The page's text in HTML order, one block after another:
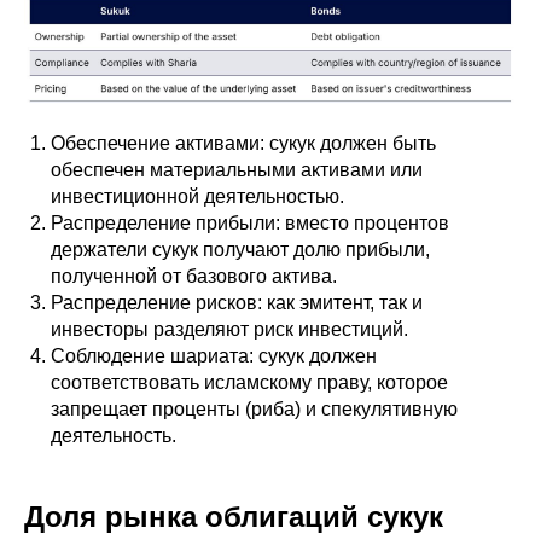
Обеспечение активами: сукук должен быть
обеспечен материальными активами или
инвестиционной деятельностью.
Распределение прибыли: вместо процентов
держатели сукук получают долю прибыли,
полученной от базового актива.
Распределение рисков: как эмитент, так и
инвесторы разделяют риск инвестиций.
Соблюдение шариата: сукук должен
соответствовать исламскому праву, которое
запрещает проценты (риба) и спекулятивную
деятельность.
Доля рынка облигаций сукук